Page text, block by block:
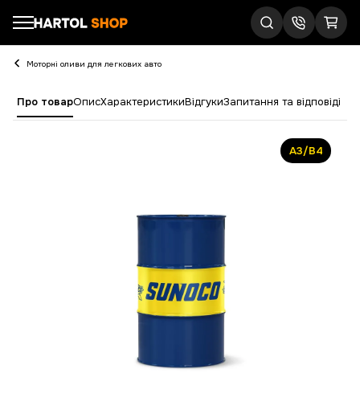
Моторні оливи для легкових авто
Про товарОписХарактеристикиВідгукиЗапитання та відповіді
A3/B4